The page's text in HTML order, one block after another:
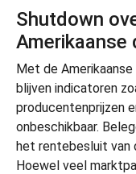
Shutdown
Amerikaanse
Met de
blijven indicatoren
producentenprijzen
onbeschikbaar.
het rentebesluit van
Hoewel veel